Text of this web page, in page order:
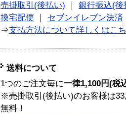
売掛取引(後払い)
銀行振込(後
換宅配便
セブンイレブン決済
⇒支払方法について詳しくはこ
送料について
1つのご注文毎に一律1,100円(税
※売掛取引(後払い)のお客様は
無料！